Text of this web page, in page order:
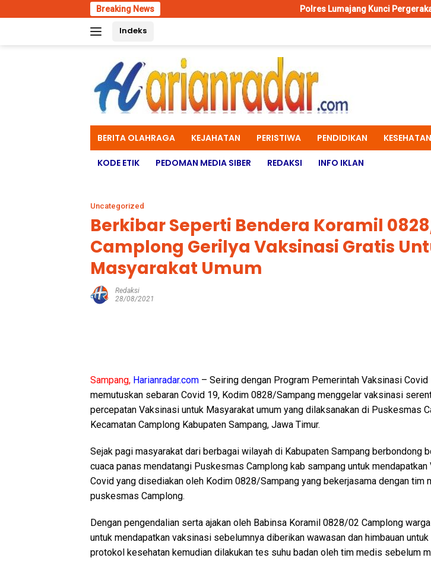
to
Breaking News Polres Lumajang Kunci Pergerakan Api di Ranupani
Indeks
BERITA OLAHRAGA KEJAHATAN PERISTIWA PENDIDIKAN KESEHATAN
KODE ETIK PEDOMAN MEDIA SIBER REDAKSI INFO IKLAN
Uncategorized
Berkibar Seperti Bendera Koramil
Camplong Gerilya Vaksinasi Gratis
Masyarakat Umum
Redaksi
28/08/2021
Sampang, Harianradar.com – Seiring dengan Program Pemerintah Vaksinasi Covid
memutuskan sebaran Covid 19, Kodim 0828/Sampang menggelar vaksinasi
percepatan Vaksinasi untuk Masyarakat umum yang dilaksanakan di Puskesmas
Kecamatan Camplong Kabupaten Sampang, Jawa Timur.
Sejak pagi masyarakat dari berbagai wilayah di Kabupaten Sampang berbondong
cuaca panas mendatangi Puskesmas Camplong kab sampang untuk
Covid yang disediakan oleh Kodim 0828/Sampang yang bekerjasama dengan tim
puskesmas Camplong.
Dengan pengendalian serta ajakan oleh Babinsa Koramil 0828/02 Camplong
untuk mendapatkan vaksinasi sebelumnya diberikan wawasan dan himbauan untuk
protokol kesehatan kemudian dilakukan tes suhu badan oleh tim medis sebelum